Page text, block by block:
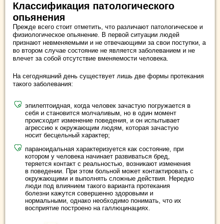
Классификация патологического
опьянения
Прежде всего стоит отметить, что различают патологическое и
физиологическое опьянение. В первой ситуации людей
признают невменяемыми и не отвечающими за свои поступки, а
во втором случае состояние не является заболеванием и не
влечет за собой отсутствие вменяемости человека.
На сегодняшний день существует лишь две формы протекания
такого заболевания:
эпилептоидная, когда человек зачастую погружается в
себя и становится молчаливым, но в один момент
происходит изменение поведения, и он испытывает
агрессию к окружающим людям, которая зачастую
носит бесцельный характер;
параноидальная характеризуется как состояние, при
котором у человека начинает развиваться бред,
теряется контакт с реальностью, возникают изменения
в поведении. При этом больной может контактировать с
окружающими и выполнять сложные действия. Нередко
люди под влиянием такого варианта протекания
болезни кажутся совершенно здоровыми и
нормальными, однако необходимо понимать, что их
восприятие построено на галлюцинациях.